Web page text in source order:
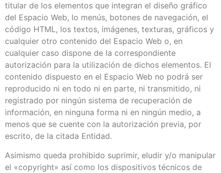
titular de los elementos que integran el diseño gráfico
del Espacio Web, lo menús, botones de navegación, el
código HTML, los textos, imágenes, texturas, gráficos y
cualquier otro contenido del Espacio Web o, en
cualquier caso dispone de la correspondiente
autorización para la utilización de dichos elementos. El
contenido dispuesto en el Espacio Web no podrá ser
reproducido ni en todo ni en parte, ni transmitido, ni
registrado por ningún sistema de recuperación de
información, en ninguna forma ni en ningún medio, a
menos que se cuente con la autorización previa, por
escrito, de la citada Entidad.
Asimismo queda prohibido suprimir, eludir y/o manipular
el «copyright» así como los dispositivos técnicos de